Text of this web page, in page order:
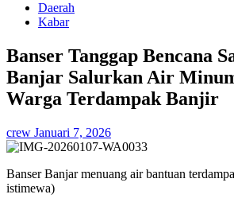
Daerah
Kabar
Banser Tanggap Bencana
Banjar Salurkan Air
Warga Terdampak Banjir
crew Januari 7, 2026
Banser Banjar menuang air bantuan
istimewa)